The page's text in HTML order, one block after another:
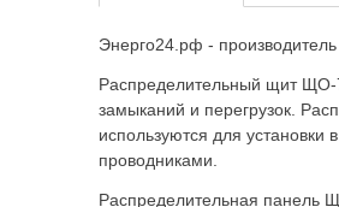
Энерго24.рф -
Распределительный щит ЩО-
замыканий и перегрузок.
используются для
проводниками.
Распределительная панель